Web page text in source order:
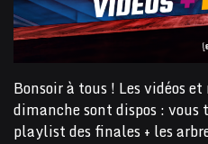
Bonsoir à tous ! Les vidéos
dimanche sont dispos : vous
playlist des finales + les